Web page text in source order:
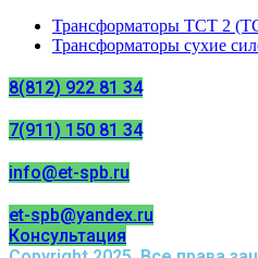
Трансформаторы ТСТ 2
Трансформаторы сухие
8(812) 922 81 34
7(911) 150 81 34
info@et-spb.ru
et-spb@yandex.ru
Консультация